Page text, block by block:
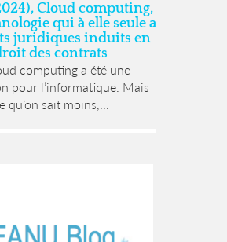
Cloud computing,
qui à elle seule a
juridiques induits en
des contrats
computing a été une
pour l’informatique. Mais
qu’on sait moins,...